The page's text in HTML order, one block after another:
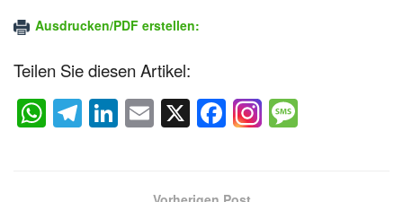
Ausdrucken/PDF erstellen:
Teilen Sie diesen Artikel:
W
h
T
el
Li
n
E
m
X F
a